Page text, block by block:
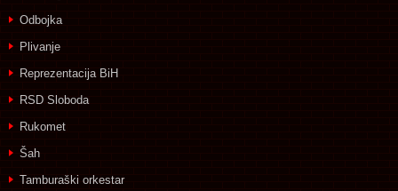
Odbojka
Plivanje
Reprezentacija BiH
RSD Sloboda
Rukomet
Šah
Tamburaški orkestar